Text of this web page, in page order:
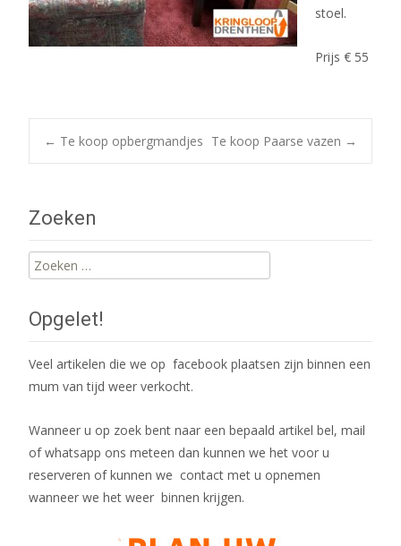
stoel.
Prijs € 55
Post
navigation
← Te koop opbergmandjes Te koop Paarse vazen →
Zoeken
Zoeken
naar:
Opgelet!
Veel artikelen die we op facebook plaatsen zijn binnen een
mum van tijd weer verkocht.
Wanneer u op zoek bent naar een bepaald artikel bel, mail
of whatsapp ons meteen dan kunnen we het voor u
reserveren of kunnen we contact met u opnemen
wanneer we het weer binnen krijgen.